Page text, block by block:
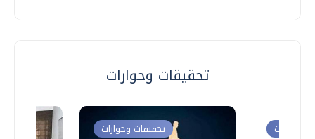
تحقيقات وحوارات
تحقيقات وحوارات وحوارات